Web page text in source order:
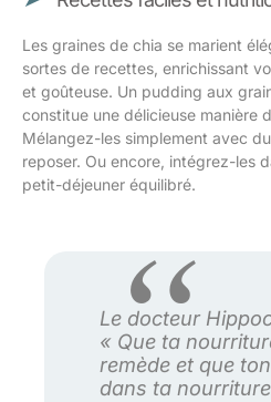
Les graines de chia se marient
sortes de recettes, enrichissant
et goûteuse. Un pudding aux
constitue une délicieuse manière
Mélangez-les simplement avec
reposer. Ou encore, intégrez-les
petit-déjeuner équilibré.
Le docteur
« Que ta
remède et que
dans ta